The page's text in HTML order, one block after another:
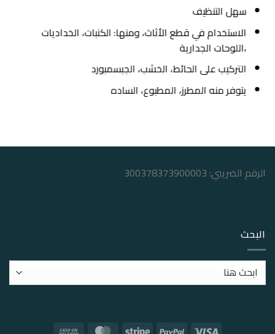
سهل التنظيف
الاستخدام في قطع الأثاث، ومنها: الكنبات، الخداديات
،اللوحات الجدارية
التركيب على الحائط، الخشب، الجبسمبورد
يتوفر منه المطرز، المطبوع، الساده
الرقم الضريبي: 300378373900003
البحث